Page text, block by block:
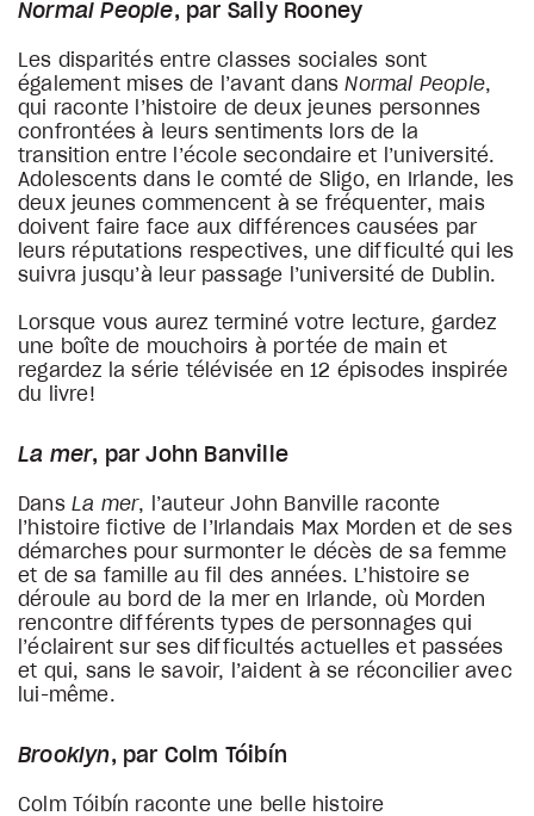
Normal People, par Sally Rooney
Les disparités entre classes sociales sont
également mises de l’avant dansNormal People,
qui raconte l’histoire de deux jeunes personnes
confrontées à leurs sentiments lors de la
transition entre l’école secondaire et l’université.
Adolescents dans le comté de Sligo, en Irlande, les
deux jeunes commencent à se fréquenter, mais
doivent faire face aux différences causées par
leurs réputations respectives, une difficulté qui les
suivra jusqu’à leur passage l’université de Dublin.
Lorsque vous aurez terminé votre lecture, gardez
une boîte de mouchoirs à portée de main et
regardez la série télévisée en 12 épisodes inspirée
du livre!
La mer, par John Banville
Dans La mer, l’auteur John Banville raconte
l’histoire fictive de l’Irlandais Max Morden et de ses
démarches pour surmonter le décès de sa femme
et de sa famille au fil des années. L’histoire se
déroule au bord de la mer en Irlande, où Morden
rencontre différents types de personnages qui
l’éclairent sur ses difficultés actuelles et passées
et qui, sans le savoir, l’aident à se réconcilier avec
lui-même.
Brooklyn, par Colm Tóibín
Colm Tóibín raconte une belle histoire